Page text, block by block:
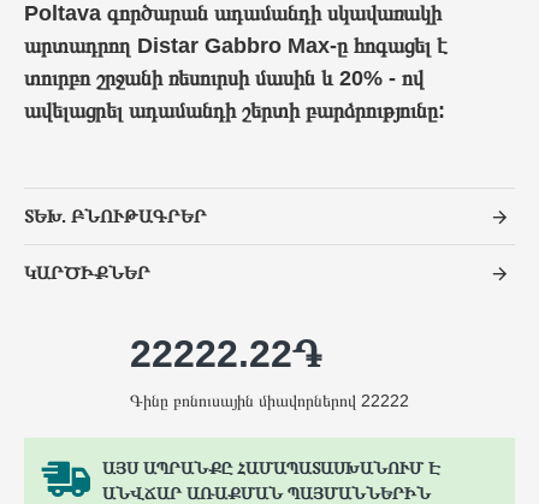
Poltava գործարան ադամանդի սկավառակի
արտադրող Distar Gabbro Max-ը հոգացել է
տուրբո շրջանի ռեսուրսի մասին և 20% - ով
ավելացրել ադամանդի շերտի բարձրությունը:
ՏԵԽ. ԲՆՈՒԹԱԳՐԵՐ
ԿԱՐԾԻՔՆԵՐ
ԱՅՍ ԱՊՐԱՆՔԸ ՀԱՄԱՊԱՏԱՍԽԱՆՈՒՄ Է
ԱՆՎՃԱՐ ԱՌԱՔՄԱՆ ՊԱՅՄԱՆՆԵՐԻՆ
22222.22֏
Գինը բոնուսային միավորներով 22222